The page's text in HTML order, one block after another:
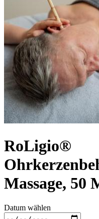
RoLigio®
Massage, 50
Datum wählen